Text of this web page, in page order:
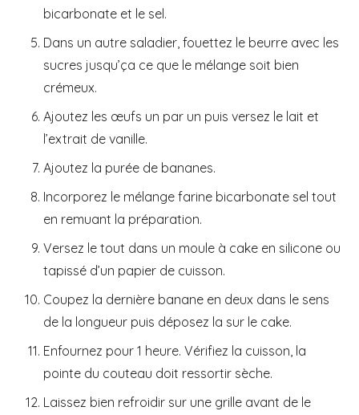
bicarbonate et le sel.
Dans un autre saladier, fouettez le beurre avec les
sucres jusqu’ça ce que le mélange soit bien
crémeux.
Ajoutez les œufs un par un puis versez le lait et
l’extrait de vanille.
Ajoutez la purée de bananes.
Incorporez le mélange farine bicarbonate sel tout
en remuant la préparation.
Versez le tout dans un moule à cake en silicone ou
tapissé d’un papier de cuisson.
Coupez la dernière banane en deux dans le sens
de la longueur puis déposez la sur le cake.
Enfournez pour 1 heure. Vérifiez la cuisson, la
pointe du couteau doit ressortir sèche.
Laissez bien refroidir sur une grille avant de le